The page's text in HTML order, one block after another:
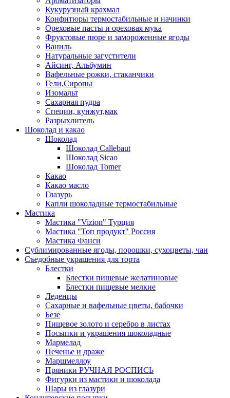
Кукурузный крахмал
Конфитюры термостабильные и начинки
Ореховые пасты и ореховая мука
Фруктовые пюре и замороженные ягоды
Ваниль
Натуральные загустители
Айсинг, Альбумин
Вафельные рожки, стаканчики
Гели,Сиропы
Изомальт
Сахарная пудра
Специи, кунжут,мак
Разрыхлитель
Шоколад и какао
Шоколад
Шоколад Callebaut
Шоколад Sicao
Шоколад Tomer
Какао
Какао масло
Глазурь
Капли шоколадные термостабильные
Мастика
Мастика "Vizion" Турция
Мастика "Топ продукт" Россия
Мастика Фанси
Сублимированные ягоды, порошки, сухоцветы, чаи
Съедобные украшения для торта
Блестки
Блестки пищевые желатиновые
Блестки пищевые мелкие
Леденцы
Сахарные и вафельные цветы, бабочки
Безе
Пищевое золото и серебро в листах
Посыпки и украшения шоколадные
Мармелад
Печенье и драже
Маршмеллоу
Пряники РУЧНАЯ РОСПИСЬ
Фигурки из мастики и шоколада
Шары из глазури